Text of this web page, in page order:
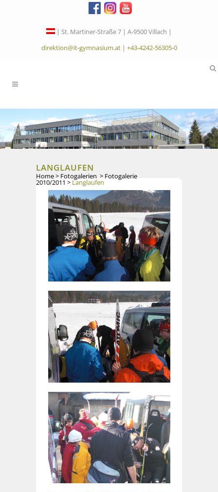
| St. Martiner-Straße 7 | A-9500 Villach |
direktion@it-gymnasium.at| +43-4242-56305-0
LANGLAUFEN
Home> Fotogalerien > Fotogalerie
2010/2011 > Langlaufen